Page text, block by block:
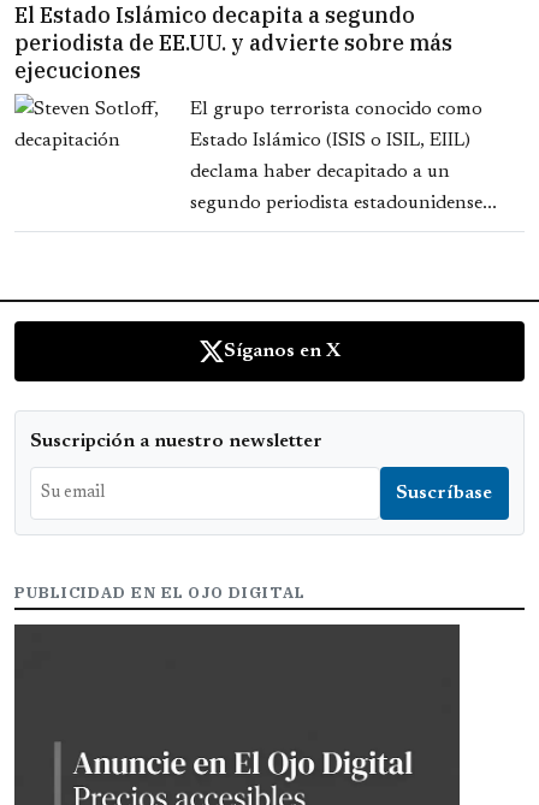
El Estado Islámico decapita a segundo
periodista de EE.UU. y advierte sobre más
ejecuciones
El grupo terrorista conocido como
Estado Islámico (ISIS o ISIL, EIIL)
declama haber decapitado a un
segundo periodista estadounidense...
Síganos en X
Suscripción a nuestro newsletter
PUBLICIDAD EN EL OJO DIGITAL